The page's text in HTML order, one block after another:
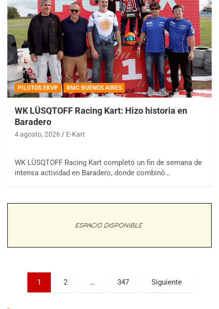
PILOTOS EKVP RMC BUENOS AIRES
WK LÜSQTOFF Racing Kart: Hizo historia en
Baradero
4 agosto, 2026 E-Kart
WK LÜSQTOFF Racing Kart completó un fin de semana de
intensa actividad en Baradero, donde combinó…
Paginación
1 2 … 347 Siguiente
08/09-AGO
Ciudad de Trenque Lauquen (Asfalto)
Villaguay (Entre Ríos)
VICTORIENSE - F7